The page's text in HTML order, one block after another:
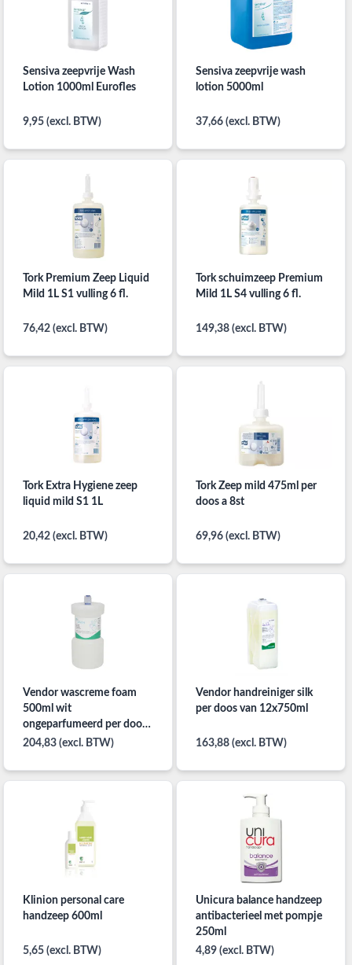
Sensiva zeepvrije Wash
Lotion 1000ml Eurofles
9,95 (excl. BTW)
Sensiva zeepvrije wash
lotion 5000ml
37,66 (excl. BTW)
Tork Premium Zeep Liquid
Mild 1L S1 vulling 6 fl.
76,42 (excl. BTW)
Tork schuimzeep Premium
Mild 1L S4 vulling 6 fl.
149,38 (excl. BTW)
Tork Extra Hygiene zeep
liquid mild S1 1L
20,42 (excl. BTW)
Tork Zeep mild 475ml per
doos a 8st
69,96 (excl. BTW)
Vendor wascreme foam
500ml wit
ongeparfumeerd per doos
12 flacons
204,83 (excl. BTW)
Vendor handreiniger silk
per doos van 12x750ml
163,88 (excl. BTW)
Klinion personal care
handzeep 600ml
5,65 (excl. BTW)
Unicura balance handzeep
antibacterieel met pompje
250ml
4,89 (excl. BTW)